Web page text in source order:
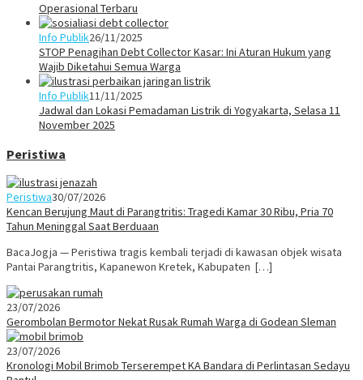
Operasional Terbaru
Info Publik26/11/2025
STOP Penagihan Debt Collector Kasar: Ini Aturan Hukum yang
Wajib Diketahui Semua Warga
Info Publik11/11/2025
Jadwal dan Lokasi Pemadaman Listrik di Yogyakarta, Selasa 11
November 2025
Peristiwa
Peristiwa30/07/2026
Kencan Berujung Maut di Parangtritis: Tragedi Kamar 30 Ribu, Pria 70
Tahun Meninggal Saat Berduaan
BacaJogja — Peristiwa tragis kembali terjadi di kawasan objek wisata
Pantai Parangtritis, Kapanewon Kretek, Kabupaten […]
23/07/2026
Gerombolan Bermotor Nekat Rusak Rumah Warga di Godean Sleman
23/07/2026
Kronologi Mobil Brimob Terserempet KA Bandara di Perlintasan Sedayu